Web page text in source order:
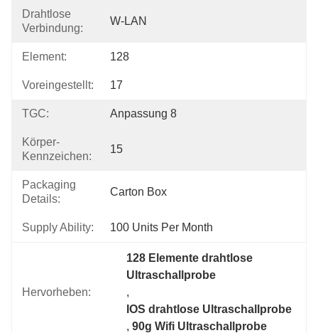
Drahtlose
Verbindung:
W-LAN
Element: 128
Voreingestellt: 17
TGC: Anpassung 8
Körper-
Kennzeichen:
15
Packaging
Details:
Carton Box
Supply Ability: 100 Units Per Month
Hervorheben:
128 Elemente drahtlose
Ultraschallprobe
,
IOS drahtlose Ultraschallprobe
, 90g Wifi Ultraschallprobe